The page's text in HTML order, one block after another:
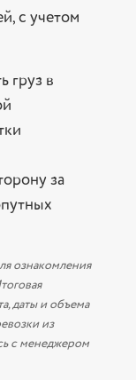
с учетом
груз в
за
ознакомления
даты и объема
из
с менеджером